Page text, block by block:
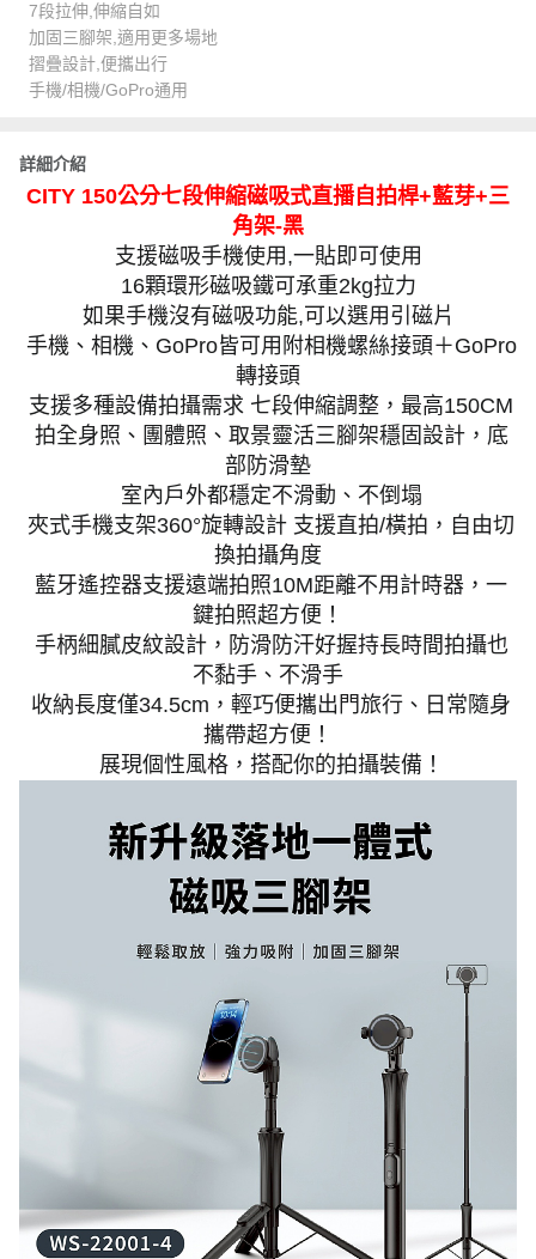
7段拉伸,伸縮自如
加固三腳架,適用更多場地
摺疊設計,便攜出行
手機/相機/GoPro通用
詳細介紹
CITY 150公分七段伸縮磁吸式直播自拍桿+藍芽+三
角架-黑
支援磁吸手機使用,一貼即可使用
16顆環形磁吸鐵可承重2kg拉力
如果手機沒有磁吸功能,可以選用引磁片
手機、相機、GoPro皆可用附相機螺絲接頭＋GoPro
轉接頭
支援多種設備拍攝需求 七段伸縮調整，最高150CM
拍全身照、團體照、取景靈活三腳架穩固設計，底
部防滑墊
室內戶外都穩定不滑動、不倒塌
夾式手機支架360°旋轉設計 支援直拍/橫拍，自由切
換拍攝角度
藍牙遙控器支援遠端拍照10M距離不用計時器，一
鍵拍照超方便！
手柄細膩皮紋設計，防滑防汗好握持長時間拍攝也
不黏手、不滑手
收納長度僅34.5cm，輕巧便攜出門旅行、日常隨身
攜帶超方便！
展現個性風格，搭配你的拍攝裝備！